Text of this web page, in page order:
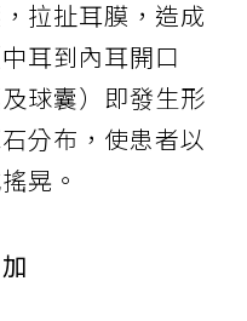
拉扯耳膜，造成
耳到內耳開口
球囊）即發生形
分布，使患者以
晃。